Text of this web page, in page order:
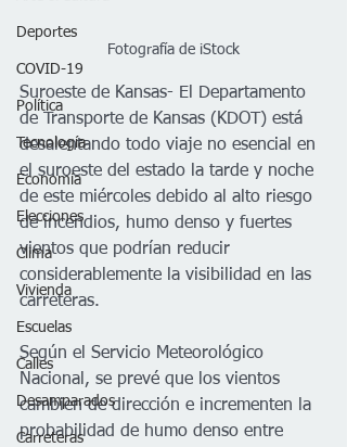
Deportes
COVID-19
Política
Tecnología
Economía
Elecciones
Clima
Vivienda
Escuelas
Calles
Desamparados
Carreteras
Fotografía de iStock
Suroeste de Kansas- El Departamento
de Transporte de Kansas (KDOT) está
desalentando todo viaje no esencial en
el suroeste del estado la tarde y noche
de este miércoles debido al alto riesgo
de incendios, humo denso y fuertes
vientos que podrían reducir
considerablemente la visibilidad en las
carreteras.
Según el Servicio Meteorológico
Nacional, se prevé que los vientos
cambien de dirección e incrementen la
probabilidad de humo denso entre